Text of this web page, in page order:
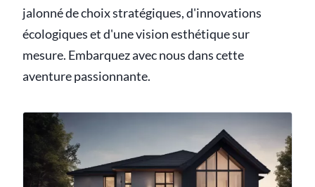
jalonné de choix stratégiques, d'innovations
écologiques et d'une vision esthétique sur
mesure. Embarquez avec nous dans cette
aventure passionnante.